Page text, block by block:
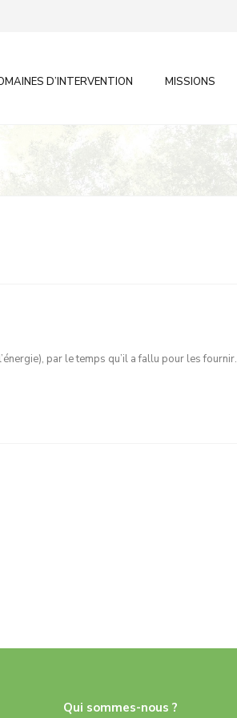
D’INTERVENTION MISSIONS
par le temps qu’il a fallu pour les fournir.
Qui sommes-nous ?